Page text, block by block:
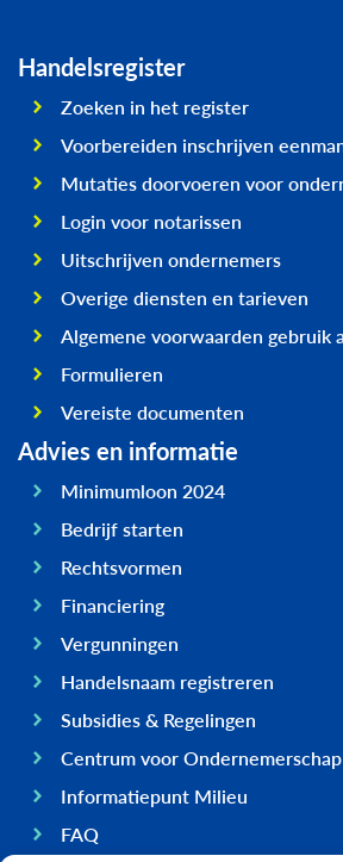
Handelsregister
Zoeken in het register
Voorbereiden inschrijven
Mutaties doorvoeren voor
Login voor notarissen
Uitschrijven ondernemers
Overige diensten en tarieven
Algemene voorwaarden gebruik
Formulieren
Vereiste documenten
Advies en informatie
Minimumloon 2024
Bedrijf starten
Rechtsvormen
Financiering
Vergunningen
Handelsnaam registreren
Subsidies & Regelingen
Centrum voor Ondernemerschap
Informatiepunt Milieu
FAQ